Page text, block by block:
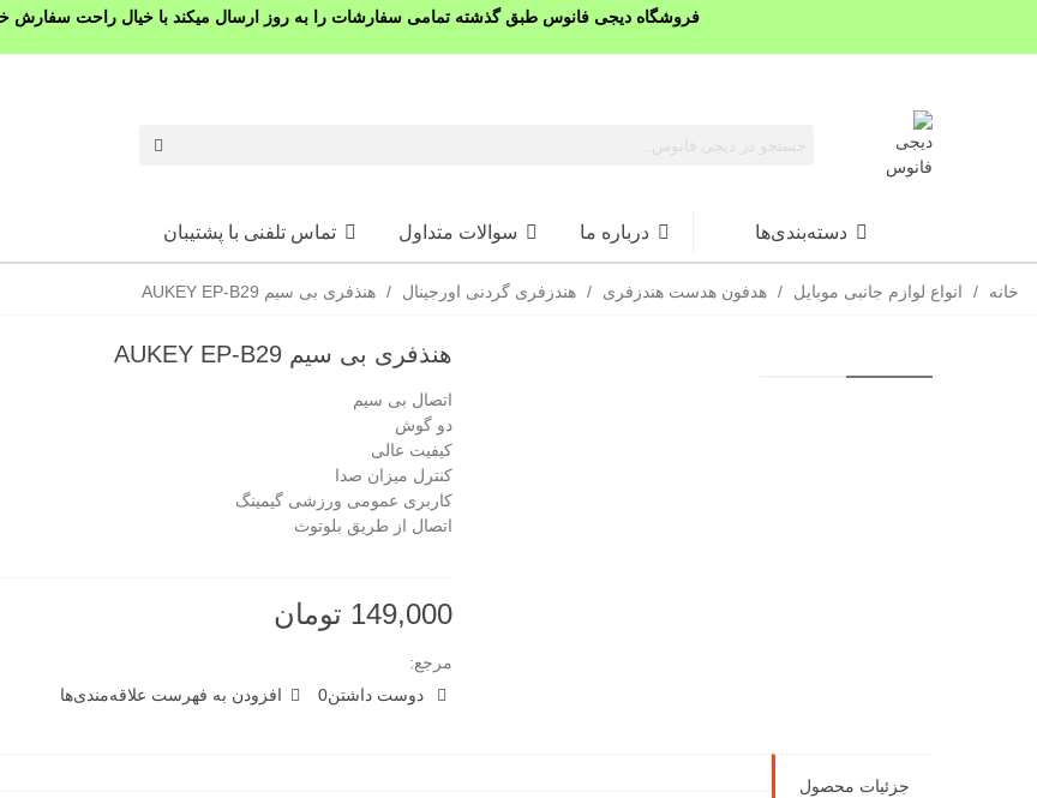
فروشگاه دیجی فانوس طبق گذشته تمامی سفارشات را به روز ارسال میکند با خیال راحت سفارش
دسته‌بندی‌ها درباره ما سوالات متداول تماس تلفنی با پشتیبان
خانه / انواع لوازم جانبی موبایل / هدفون هدست هندزفری / هندزفری گردنی اورجینال / هنذفری بی سیم AUKEY EP-B29
هنذفری بی سیم AUKEY EP-B29
اتصال بی سیم
دو گوش
کیفیت عالی
کنترل میزان صدا
کاربری عمومی ورزشی گیمینگ
اتصال از طریق بلوتوث
149,000 تومان
مرجع:
دوست داشتن0 افزودن به فهرست علاقه‌مندی‌ها
جزئیات محصول